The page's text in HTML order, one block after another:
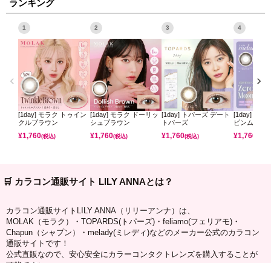
ランキング
1
[1day] モラク トゥイン
クルブラウン
¥1,760(税込)
2
[1day] モラク ドーリッ
シュブラウン
¥1,760(税込)
3
[1day] トパーズ デート
トパーズ
¥1,760(税込)
4
[1day] ミレ
ピンムーン
¥1,760
🛒 カラコン通販サイト LILY ANNAとは？
カラコン通販サイトLILY ANNA（リリーアンナ）は、
MOLAK（モラク）・TOPARDS(トパーズ)・feliamo(フェリアモ)・
Chapun（シャプン）・melady(ミレディ)などのメーカー公式のカラコン
通販サイトです！
公式直販なので、安心安全にカラーコンタクトレンズを購入することが